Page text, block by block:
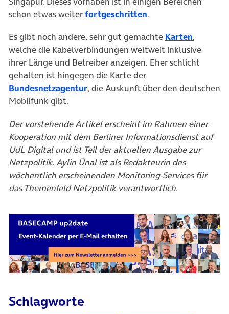
schon etwas weiterfortgeschritten.
Es gibt noch andere, sehr gut gemachte Karten,
welche die Kabelverbindungen weltweit inklusive
ihrer Länge und Betreiber anzeigen. Eher schlicht
gehalten ist hingegen die Karte der
Bundesnetzagentur, die Auskunft über den deutschen
Mobilfunk gibt.
Der vorstehende Artikel erscheint im Rahmen einer
Kooperation mit dem Berliner Informationsdienst auf
UdL Digital und ist Teil der aktuellen Ausgabe zur
Netzpolitik. Aylin Ünal ist als Redakteurin des
wöchentlich erscheinenden Monitoring-Services für
das Themenfeld Netzpolitik verantwortlich.
Schlagworte